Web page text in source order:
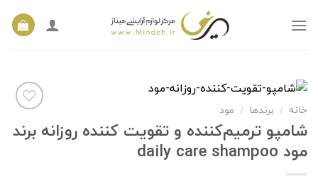
خانه / برندها / مود
شامپو ترمیم‌کننده و تقویت کننده روزانه برند
مود daily care shampoo